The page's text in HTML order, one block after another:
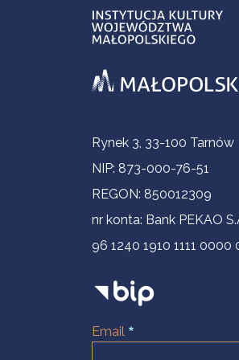
Informacje
Rynek 3, 33-100 Tarnów
NIP: 873-000-76-51
REGON: 850012309
nr konta: Bank PEKAO
96 1240 1910 1111
Email